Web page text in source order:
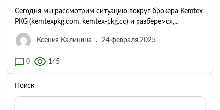
Сегодня мы рассмотрим ситуацию вокруг брокера Kemtex
PKG (kemtexpkg.com, kemtex-pkg.cc) и разберемся,...
Ксения Калинина 24 февраля 2025
0 145
Поиск